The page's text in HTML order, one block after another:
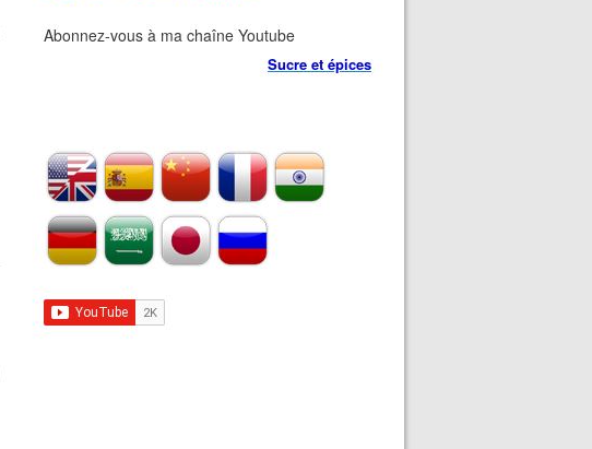
Abonnez-vous à ma chaîne Youtube
Sucre et épices